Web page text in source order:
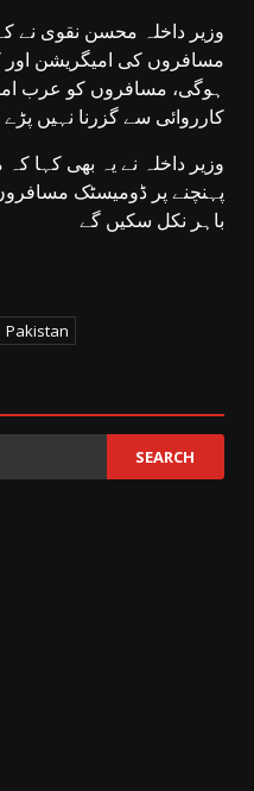
وزیر داخلہ محسن نقوی نے
مسافروں کی امیگریشن اور
ہوگی، مسافروں کو عرب
کارروائی سے گزرنا نہیں پڑے
وزیر داخلہ نے یہ بھی کہا
پہنچنے پر ڈومیسٹک
باہر نکل سکیں گے
Pakistan